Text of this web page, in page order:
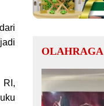
RI,
OLAHRAGA